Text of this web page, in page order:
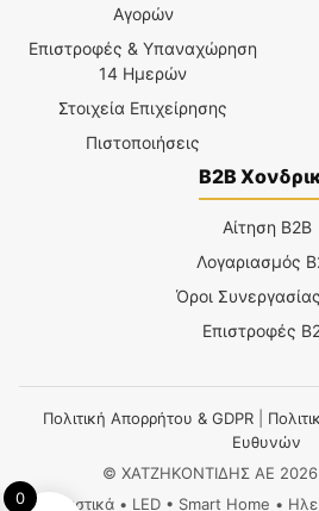
Αγορών
Επιστροφές & Υπαναχώρηση
14 Ημερών
Στοιχεία Επιχείρησης
Πιστοποιήσεις
B2B
Αίτηση B2B
Λογαριασμός
Όροι
Επιστροφές
Πολιτική Απορρήτου & GDPR
Ευθυνών
© ΧΑΤΖΗΚΟΝΤΙΔΗΣ ΑΕ 2026
Φωτιστικά • LED • Smart Home •
0